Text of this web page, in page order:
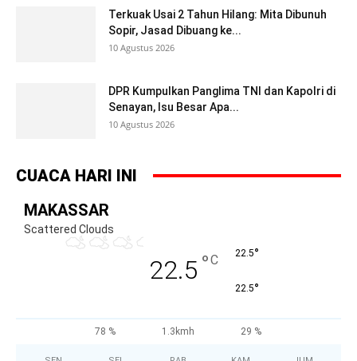
Terkuak Usai 2 Tahun Hilang: Mita Dibunuh
Sopir, Jasad Dibuang ke...
10 Agustus 2026
DPR Kumpulkan Panglima TNI dan Kapolri di
Senayan, Isu Besar Apa...
10 Agustus 2026
CUACA HARI INI
MAKASSAR
Scattered Clouds
22.5 °C 22.5°
22.5°
78 % 1.3kmh 29 %